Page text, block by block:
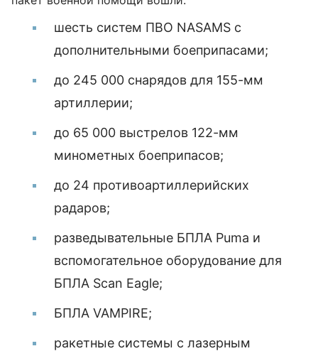
шесть систем ПВО NASAMS с
дополнительными боеприпасами;
до 245 000 снарядов для 155-мм
артиллерии;
до 65 000 выстрелов 122-мм
минометных боеприпасов;
до 24 противоартиллерийских
радаров;
разведывательные БПЛА Puma и
вспомогательное оборудование для
БПЛА Scan Eagle;
БПЛА VAMPIRE;
ракетные системы с лазерным